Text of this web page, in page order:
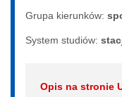
Grupa kierunków:
System studiów:
Opis na stronie